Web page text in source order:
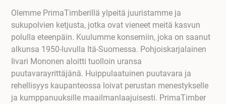
Olemme PrimaTimberillä ylpeitä juuristamme ja
sukupolvien ketjusta, jotka ovat vieneet meitä kasvun
polulla eteenpäin. Kuulumme konserniin, joka on saanut
alkunsa 1950-luvulla Itä-Suomessa. Pohjoiskarjalainen
Iivari Mononen aloitti tuolloin uransa
puutavarayrittäjänä. Huippulaatuinen puutavara ja
rehellisyys kaupanteossa loivat perustan menestykselle
ja kumppanuuksille maailmanlaajuisesti. PrimaTimber